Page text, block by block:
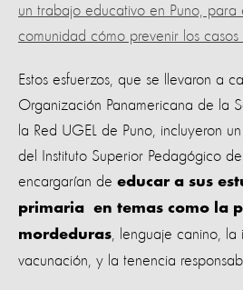
un trabajo educativo en Puno, para
comunidad cómo prevenir los casos
Estos esfuerzos, que se llevaron a
Organización Panamericana de la
la Red UGEL de Puno, incluyeron
del Instituto Superior Pedagógico
encargarían de educar a sus
primaria en temas como la
mordeduras , lenguaje canino,
vacunación, y la tenencia